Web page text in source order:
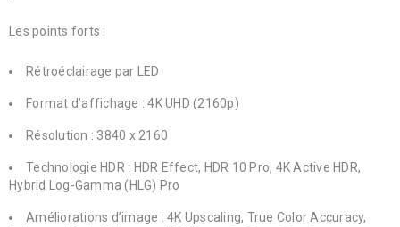
Les points forts :
Rétroéclairage par LED
Format d’affichage : 4K UHD (2160p)
Résolution : 3840 x 2160
Technologie HDR : HDR Effect, HDR 10 Pro, 4K Active HDR,
Hybrid Log-Gamma (HLG) Pro
Améliorations d’image : 4K Upscaling, True Color Accuracy,